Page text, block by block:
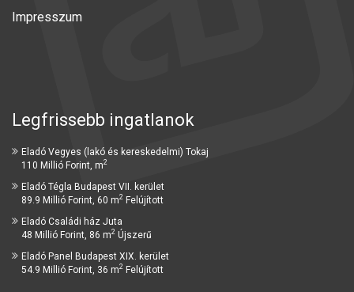
Impresszum
Legfrissebb ingatlanok
Eladó Vegyes (lakó és kereskedelmi) Tokaj
110 Millió Forint, m2
Eladó Tégla Budapest VII. kerület
89.9 Millió Forint, 60 m2 Felújított
Eladó Családi ház Juta
48 Millió Forint, 86 m2 Újszerű
Eladó Panel Budapest XIX. kerület
54.9 Millió Forint, 36 m2 Felújított